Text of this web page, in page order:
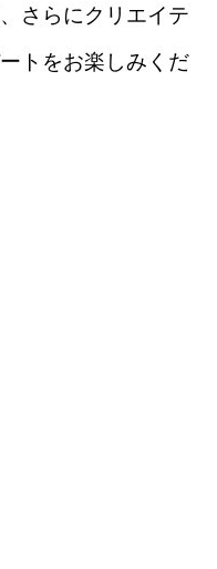
さらにクリエイテ
トをお楽しみくだ